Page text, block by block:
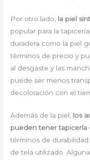
Por otro lado, la piel
popular para la
duradera como la piel
términos de precio y
al desgaste y las
puede ser menos
decoloración con el
Además de la piel, los
pueden tener tapicería
términos de
de tela utilizado.